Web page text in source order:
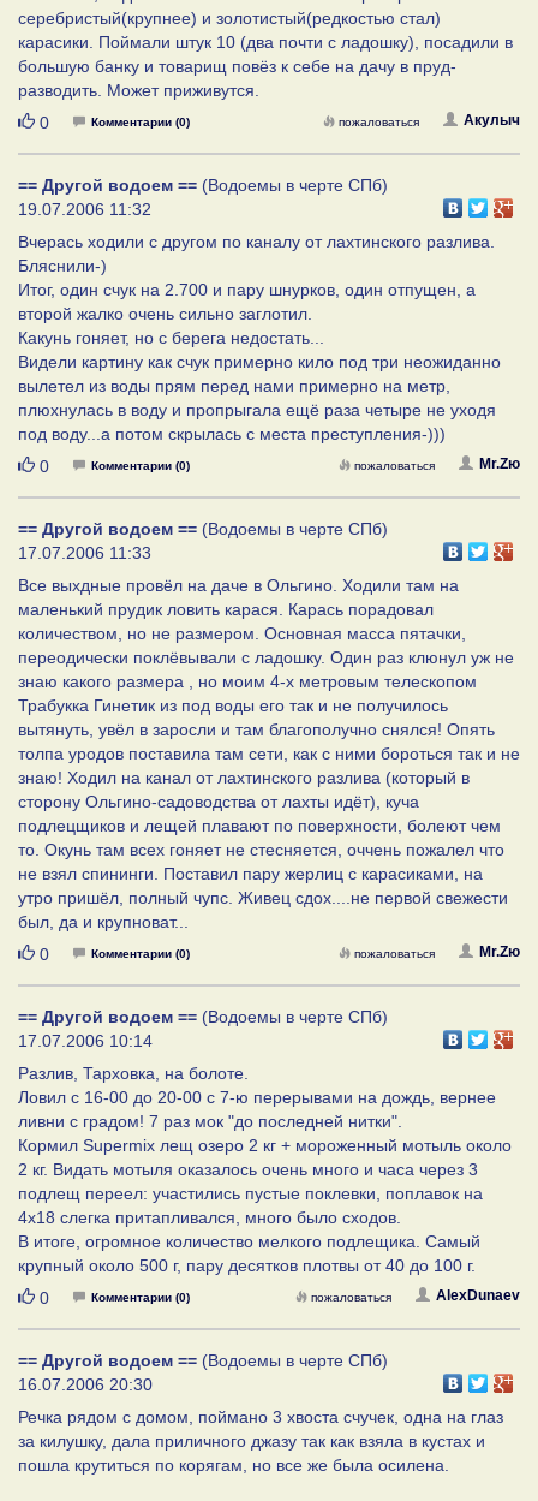
серебристый(крупнее) и золотистый(редкостью стал)
карасики. Поймали штук 10 (два почти с ладошку), посадили в
большую банку и товарищ повёз к себе на дачу в пруд-
разводить. Может приживутся.
Нравится
0 Комментарии (0) Акулыч
пожаловаться
== Другой водоем == (Водоемы в черте СПб)
19.07.2006 11:32
Вчерась ходили с другом по каналу от лахтинского разлива.
Бляснили-)
Итог, один счук на 2.700 и пару шнурков, один отпущен, а
второй жалко очень сильно заглотил.
Какунь гоняет, но с берега недостать...
Видели картину как счук примерно кило под три неожиданно
вылетел из воды прям перед нами примерно на метр,
плюхнулась в воду и пропрыгала ещё раза четыре не уходя
под воду...а потом скрылась с места преступления-)))
Нравится
0 Комментарии (0) Mr.Zю
пожаловаться
== Другой водоем == (Водоемы в черте СПб)
17.07.2006 11:33
Все выхдные провёл на даче в Ольгино. Ходили там на
маленький прудик ловить карася. Карась порадовал
количеством, но не размером. Основная масса пятачки,
переодически поклёвывали с ладошку. Один раз клюнул уж не
знаю какого размера , но моим 4-х метровым телескопом
Трабукка Гинетик из под воды его так и не получилось
вытянуть, увёл в заросли и там благополучно снялся! Опять
толпа уродов поставила там сети, как с ними бороться так и не
знаю! Ходил на канал от лахтинского разлива (который в
сторону Ольгино-садоводства от лахты идёт), куча
подлецщиков и лещей плавают по поверхности, болеют чем
то. Окунь там всех гоняет не стесняется, оччень пожалел что
не взял спининги. Поставил пару жерлиц с карасиками, на
утро пришёл, полный чупс. Живец сдох....не первой свежести
был, да и крупноват...
Нравится
0 Комментарии (0) Mr.Zю
пожаловаться
== Другой водоем == (Водоемы в черте СПб)
17.07.2006 10:14
Разлив, Тарховка, на болоте.
Ловил с 16-00 до 20-00 с 7-ю перерывами на дождь, вернее
ливни с градом! 7 раз мок "до последней нитки".
Кормил Supermix лещ озеро 2 кг + мороженный мотыль около
2 кг. Видать мотыля оказалось очень много и часа через 3
подлещ переел: участились пустые поклевки, поплавок на
4х18 слегка притапливался, много было сходов.
В итоге, огромное количество мелкого подлещика. Самый
крупный около 500 г, пару десятков плотвы от 40 до 100 г.
Нравится
0 Комментарии (0) AlexDunaev
пожаловаться
== Другой водоем == (Водоемы в черте СПб)
16.07.2006 20:30
Речка рядом с домом, поймано 3 хвоста счучек, одна на глаз
за килушку, дала приличного джазу так как взяла в кустах и
пошла крутиться по корягам, но все же была осилена.